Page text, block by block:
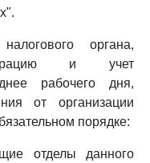
органа,
и учет
рабочего дня,
от организации
порядке:
отделы данного